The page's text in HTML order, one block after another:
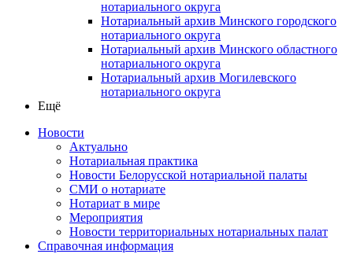
нотариального округа
Нотариальный архив Минского городского
нотариального округа
Нотариальный архив Минского областного
нотариального округа
Нотариальный архив Могилевского
нотариального округа
Ещё
Новости
Актуально
Нотариальная практика
Новости Белорусской нотариальной палаты
СМИ о нотариате
Нотариат в мире
Мероприятия
Новости территориальных нотариальных палат
Справочная информация